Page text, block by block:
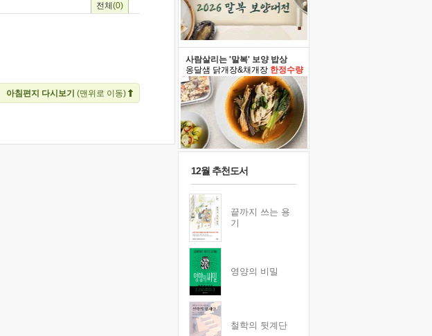
전체 (0)
아침편지 다시보기 (맨위로 이동)
사람살리는 '말복' 보양 밥상
옹달샘 닭개장&채개장 한정수량
12월 추천도서
끝까지 쓰는 용
기
영양의 비밀
철학의 뒷계단